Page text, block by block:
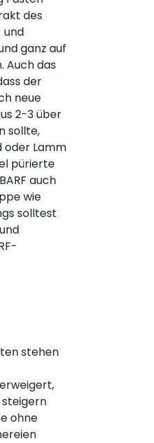
des
und
ganz auf
Auch das
der
neue
2-3 über
sollte,
oder Lamm
pürierte
auch
wie
solltest
stehen
ohne